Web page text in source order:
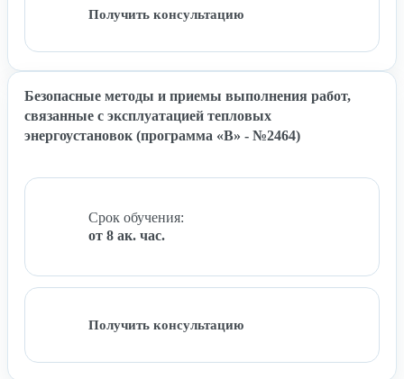
Получить консультацию
Безопасные методы и приемы выполнения работ,
связанные с эксплуатацией тепловых
энергоустановок (программа «В» - №2464)
Срок обучения:
от 8 ак. час.
Получить консультацию